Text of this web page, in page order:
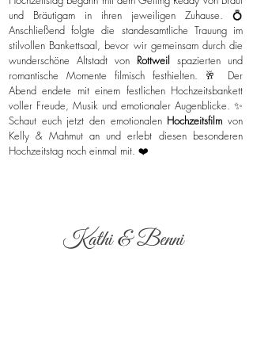
und Bräutigam in ihren jeweiligen Zuhause. 💍
Anschließend folgte die standesamtliche Trauung im
stilvollen Bankettsaal, bevor wir gemeinsam durch die
wunderschöne Altstadt von Rottweil spazierten und
romantische Momente filmisch festhielten. 🥂 Der
Abend endete mit einem festlichen Hochzeitsbankett
voller Freude, Musik und emotionaler Augenblicke. ✨
Schaut euch jetzt den emotionalen Hochzeitsfilmvon
Kelly & Mahmut an und erlebt diesen besonderen
Hochzeitstag noch einmal mit. ❤️
Kathi & Benni